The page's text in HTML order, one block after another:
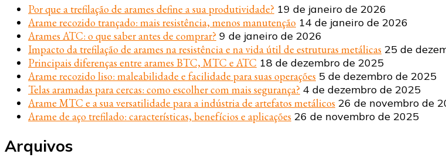
Por que a trefilação de arames define a sua produtividade? 19 de janeiro de 2026
Arame recozido trançado: mais resistência, menos manutenção 14 de janeiro de 2026
Arames ATC: o que saber antes de comprar? 9 de janeiro de 2026
Impacto da trefilação de arames na resistência e na vida útil de estruturas metálicas 25 de
Principais diferenças entre arames BTC, MTC e ATC 18 de dezembro de 2025
Arame recozido liso: maleabilidade e facilidade para suas operações 5 de dezembro de 2025
Telas aramadas para cercas: como escolher com mais segurança? 4 de dezembro de 2025
Arame MTC e a sua versatilidade para a indústria de artefatos metálicos 26 de novembro de
Arame de aço trefilado: características, benefícios e aplicações 26 de novembro de 2025
Arquivos